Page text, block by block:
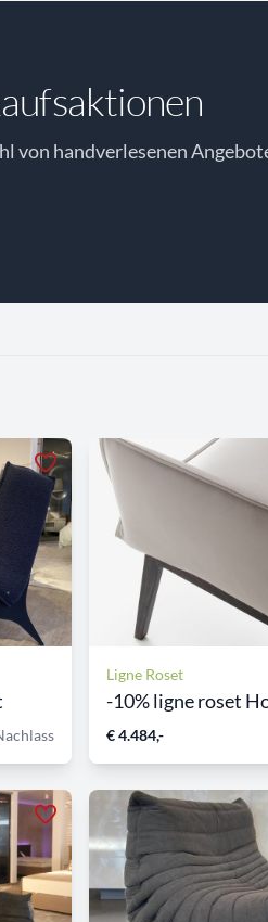
handverlesenen
Ligne Roset
-10% ligne roset
€ 4.484,-